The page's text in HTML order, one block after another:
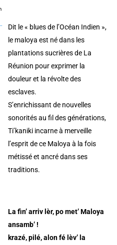
Dit le « blues de l’Océan Indien »,
le maloya est né dans les
plantations sucrières de La
Réunion pour exprimer la
douleur et la révolte des
esclaves.
S’enrichissant de nouvelles
sonorités au fil des générations,
Ti’kaniki incarne à merveille
l’esprit de ce Maloya à la fois
métissé et ancré dans ses
traditions.
La fin’ arriv lèr, po met’ Maloya
ansamb’ !
krazé, pilé, alon fé lèv’ la